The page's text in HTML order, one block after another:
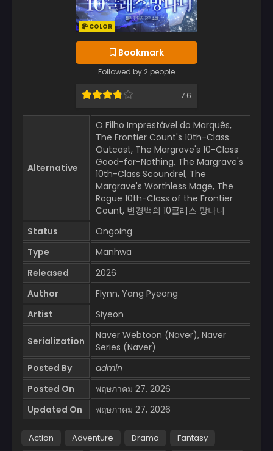
COLOR
Bookmark
Followed by 2 people
7.6
Alternative
O Filho Imprestável do Marquês,
The Frontier Count's 10th-Class
Outcast, The Margrave's 10-Class
Good-for-Nothing, The Margrave's
10th-Class Scoundrel, The
Margrave's Worthless Mage, The
Rogue 10th-Class of the Frontier
Count, 변경백의 10클래스 망나니
Status
Ongoing
Type
Manhwa
Released
2026
Author
Flynn, Yang Pyeong
Artist
Siyeon
Serialization
Naver Webtoon (Naver), Naver
Series (Naver)
Posted By
admin
Posted On
พฤษภาคม 27, 2026
Updated On
พฤษภาคม 27, 2026
Action Adventure Drama
Fantasy